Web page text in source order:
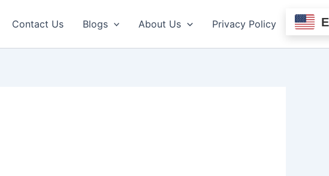
Contact Us Blogs About Us Privacy Policy